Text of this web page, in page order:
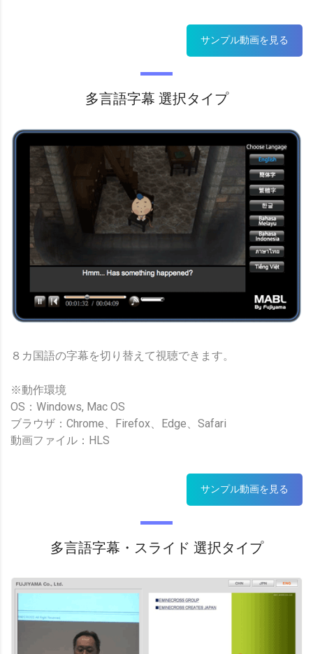
サンプル動画を見る
多言語字幕 選択タイプ
８カ国語の字幕を切り替えて視聴できます。
※動作環境
OS：Windows, Mac OS
ブラウザ：Chrome、Firefox、Edge、Safari
動画ファイル：HLS
サンプル動画を見る
多言語字幕・スライド 選択タイプ